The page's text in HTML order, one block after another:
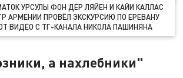
УРСУЛЫ ФОН ДЕР ЛЯЙЕН И КАЙИ КАЛЛАС
АРМЕНИИ ПРОВЁЛ ЭКСКУРСИЮ ПО ЕРЕВАНУ
ВИДЕО С ТГ-КАНАЛА НИКОЛА ПАШИНЯНА
а нахлебники"